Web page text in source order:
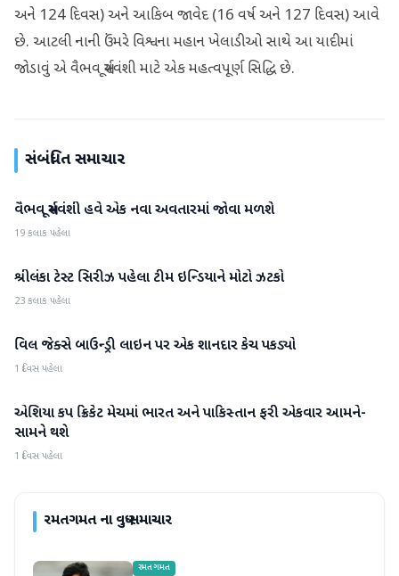
અને 124 દિવસ) અને આકિબ જાવેદ (16 વર્ષ અને 127 દિવસ) આવે
છે. આટલી નાની ઉંમરે વિશ્વના મહાન ખેલાડીઓ સાથે આ યાદીમાં
જોડાવું એ વૈભવ સૂર્યવંશી માટે એક મહત્વપૂર્ણ સિદ્ધિ છે.
સંબંધિત સમાચાર
રમતગમત
વૈભવ સૂર્યવંશી હવે એક નવા અવતારમાં જોવા મળશે
19 કલાક પહેલા
રમતગમત
શ્રીલંકા ટેસ્ટ સિરીઝ પહેલા ટીમ ઇન્ડિયાને મોટો ઝટકો
23 કલાક પહેલા
રમતગમત
વિલ જેક્સે બાઉન્ડ્રી લાઇન પર એક શાનદાર કેચ પકડ્યો
1 દિવસ પહેલા
રમતગમત
એશિયા કપ ક્રિકેટ મેચમાં ભારત અને પાકિસ્તાન ફરી એકવાર આમને-
સામને થશે
1 દિવસ પહેલા
રમતગમતના વધુ સમાચાર
રમતગમત